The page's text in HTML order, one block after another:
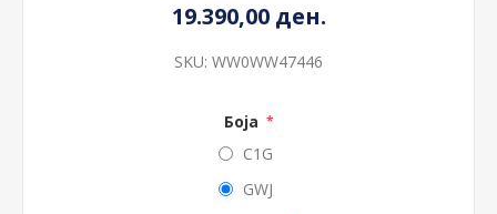
19.390,00 ден.
SKU: WW0WW47446
Боја *
C1G
GWJ